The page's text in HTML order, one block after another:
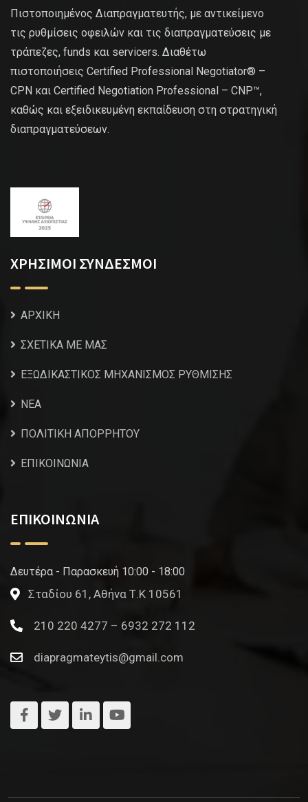
Πιστοποιημένος Διαπραγματευτής, με αντικείμενο
τις ρυθμίσεις οφειλών και τις διαπραγματεύσεις με
τράπεζες, funds και servicers. Διαθέτω
πιστοποιήσεις Certified Professional Negotiator® –
CPN και Certified Negotiation Professional – CNP™,
καθώς και εξειδικευμένη εκπαίδευση στη στρατηγική
διαπραγματεύσεων.
ΧΡΗΣΙΜΟΙ ΣΥΝΔΕΣΜΟΙ
ΑΡΧΙΚΗ
ΣΧΕΤΙΚΑ ΜΕ ΜΑΣ
ΕΞΩΔΙΚΑΣΤΙΚΟΣ ΜΗΧΑΝΙΣΜΟΣ ΡΥΘΜΙΣΗΣ
NEA
ΠΟΛΙΤΙΚΗ ΑΠΟΡΡΗΤΟΥ
ΕΠΙΚΟΙΝΩΝΙΑ
ΕΠΙΚΟΙΝΩΝΙΑ
Δευτέρα - Παρασκευή 10:00 - 18:00
Σταδίου 61, Αθήνα Τ.Κ 10561
210 220 4277 – 6932 272 112
diapragmateytis@gmail.com